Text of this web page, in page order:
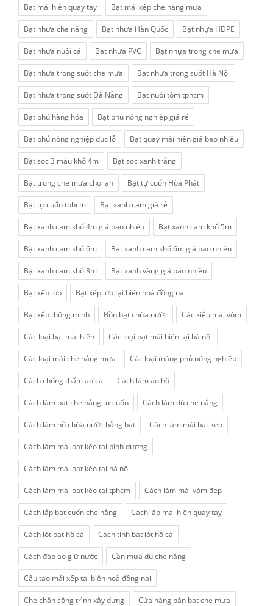
Bạt mái hiên quay tay Bạt mái xếp che nắng mưa
Bạt nhựa che nắng Bạt nhựa Hàn Quốc Bạt nhựa HDPE
Bạt nhựa nuôi cá Bạt nhựa PVC Bạt nhựa trong che mưa
Bạt nhựa trong suốt che mưa Bạt nhựa trong suốt Hà Nội
Bạt nhựa trong suốt Đà Nẵng Bạt nuôi tôm tphcm
Bạt phủ hàng hóa Bạt phủ nông nghiệp giá rẻ
Bạt phủ nông nghiệp đục lỗ Bạt quay mái hiên giá bao nhiêu
Bạt sọc 3 màu khổ 4m Bạt sọc xanh trắng
Bạt trong che mưa cho lan Bạt tự cuốn Hòa Phát
Bạt tự cuốn tphcm Bạt xanh cam giá rẻ
Bạt xanh cam khổ 4m giá bao nhiêu Bạt xanh cam khổ 5m
Bạt xanh cam khổ 6m Bạt xanh cam khổ 6m giá bao nhiêu
Bạt xanh cam khổ 8m Bạt xanh vàng giá bao nhiều
Bạt xếp lớp Bạt xếp lớp tại biên hoà đồng nai
Bạt xếp thông minh Bồn bạt chứa nước Các kiểu mái vòm
Các loại bạt mái hiên Các loại bạt mái hiên tại hà nội
Các loại mái che nắng mưa Các loại màng phủ nông nghiệp
Cách chống thấm ao cá Cách làm ao hồ
Cách làm bạt che nắng tự cuốn Cách làm dù che nắng
Cách làm hồ chứa nước bằng bạt Cách làm mái bạt kéo
Cách làm mái bạt kéo tại bình dương
Cách làm mái bạt kéo tại hà nội
Cách làm mái bạt kéo tại tphcm Cách làm mái vòm đẹp
Cách lắp bạt cuốn che nắng Cách lắp mái hiên quay tay
Cách lót bạt hồ cá Cách tính bạt lót hồ cá
Cách đào ao giữ nước Cần mưa dù che nắng
Cấu tạo mái xếp tại biên hoà đồng nai
Che chắn công trình xây dựng Cửa hàng bán bạt che mưa